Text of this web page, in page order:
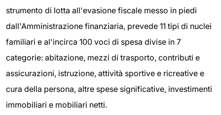
strumento di lotta all'evasione fiscale messo in piedi
dall'Amministrazione finanziaria, prevede 11 tipi di nuclei
familiari e al'incirca 100 voci di spesa divise in 7
categorie: abitazione, mezzi di trasporto, contributi e
assicurazioni, istruzione, attività sportive e ricreative e
cura della persona, altre spese significative, investimenti
immobiliari e mobiliari netti.